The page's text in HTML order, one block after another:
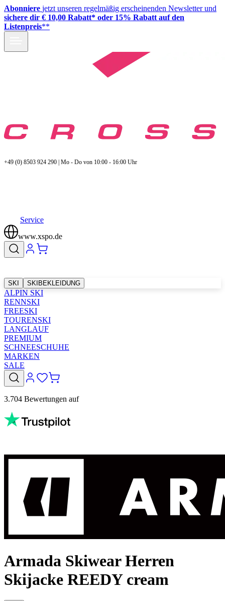
Abonniere jetzt unseren regelmäßig erscheinenden Newsletter und
sichere dir € 10,00 Rabatt* oder 15% Rabatt auf den
Listenpreis**
+49 (0) 8503 924 290 | Mo - Do von 10:00 - 16:00 Uhr
Service
www.xspo.de
SKI SKIBEKLEIDUNG
ALPIN SKI
RENNSKI
FREESKI
TOURENSKI
LANGLAUF
PREMIUM
SCHNEESCHUHE
MARKEN
SALE
3.704 Bewertungen auf
Armada Skiwear Herren
Skijacke REEDY cream